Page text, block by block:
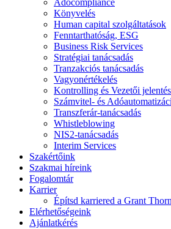
Adócompliance
Könyvelés
Human capital szolgáltatások
Fenntarthatóság, ESG
Business Risk Services
Stratégiai tanácsadás
Tranzakciós tanácsadás
Vagyonértékelés
Kontrolling és Vezetői
Számvitel- és
Transzferár-tanácsadás
Whistleblowing
NIS2-tanácsadás
Interim Services
Szakértőink
Szakmai híreink
Fogalomtár
Karrier
Építsd karriered a Grant
Elérhetőségeink
Ajánlatkérés